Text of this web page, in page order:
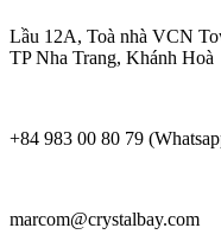
Lầu 12A, Toà nhà VCN
TP Nha Trang, Khánh Hoà
+84 983 00 80 79
marcom@crystalbay.com